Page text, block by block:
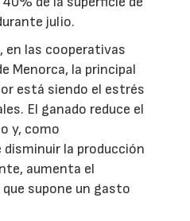
julio.
en las cooperativas
Menorca, la principal
está siendo el estrés
El ganado reduce el
y, como
disminuir la producción
aumenta el
supone un gasto